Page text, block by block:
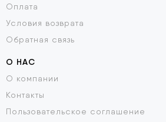
Оплата
Условия возврата
Обратная связь
О НАС
О компании
Контакты
Пользовательское соглашение